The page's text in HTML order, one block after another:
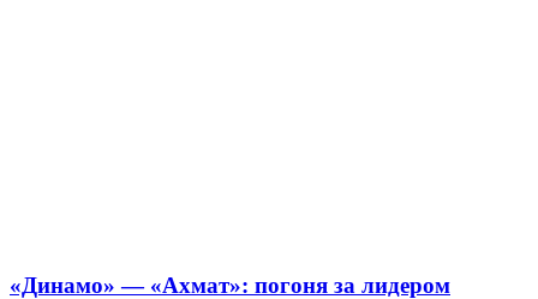
«Динамо» — «Ахмат»: погоня за лидером